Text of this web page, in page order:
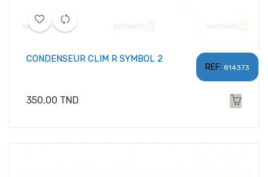
REF: 814373
CONDENSEUR CLIM R SYMBOL 2
Prix
350,00 TND